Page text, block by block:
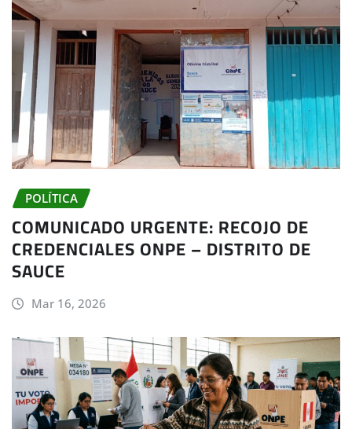
POLÍTICA
COMUNICADO URGENTE: RECOJO DE
CREDENCIALES ONPE – DISTRITO DE
SAUCE
Mar 16, 2026